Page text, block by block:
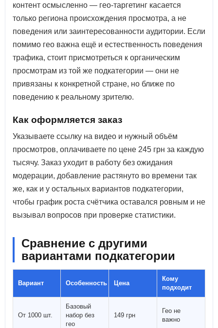
контент осмысленно — гео-таргетинг касается
только региона происхождения просмотра, а не
поведения или заинтересованности аудитории. Если
помимо гео важна ещё и естественность поведения
трафика, стоит присмотреться к органическим
просмотрам из той же подкатегории — они не
привязаны к конкретной стране, но ближе по
поведению к реальному зрителю.
Как оформляется заказ
Указываете ссылку на видео и нужный объём
просмотров, оплачиваете по цене 245 грн за каждую
тысячу. Заказ уходит в работу без ожидания
модерации, добавление растянуто во времени так
же, как и у остальных вариантов подкатегории,
чтобы график роста счётчика оставался ровным и не
вызывал вопросов при проверке статистики.
Сравнение с другими
вариантами подкатегории
Вариант Особенность Цена
Кому
подходит
От 1000 шт.
Базовый
набор без
гео
149 грн
Гео не
важно